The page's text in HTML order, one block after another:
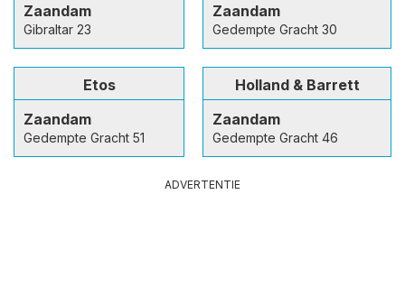
Zaandam
Gibraltar 23
Zaandam
Gedempte Gracht 30
Etos
Zaandam
Gedempte Gracht 51
Holland & Barrett
Zaandam
Gedempte Gracht 46
ADVERTENTIE